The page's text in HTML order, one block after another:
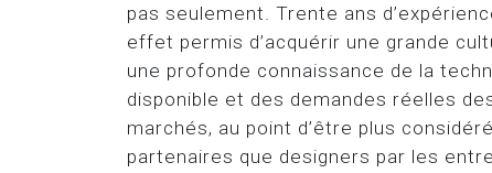
pas seulement. Trente ans
effet permis d’acquérir une grande
une profonde connaissance de la
disponible et des demandes réelles
marchés, au point d’être plus
partenaires que designers par les